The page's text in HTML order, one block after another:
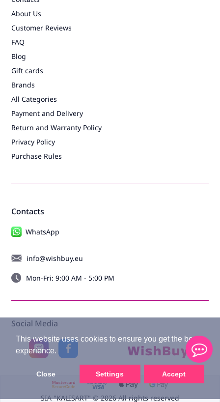
This website uses cookies to ensure you get the best
experience.
Close Settings Accept
Contacts
WhatsApp
info@wishbuy.eu
Mon-Fri: 9:00 AM - 5:00 PM
About Us
Customer Reviews
FAQ
Blog
Gift cards
Brands
All Categories
Payment and Delivery
Return and Warranty Policy
Privacy Policy
Purchase Rules
Social Media
SIA "KALISART" © 2026 All rights reserved